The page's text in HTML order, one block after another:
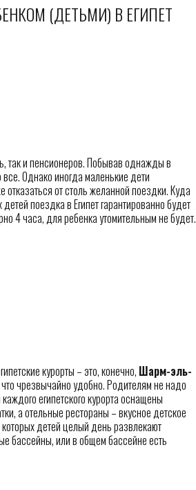
(ДЕТЬМИ) В ЕГИПЕТ
так и пенсионеров. Побывав однажды в
Однако иногда маленькие дети
от столь желанной поездки. Куда
поездка в Египет гарантированно будет
4 часа, для ребенка утомительным не будет.
курорты – это, конечно, Шарм-эль-
чрезвычайно удобно. Родителям не надо
египетского курорта оснащены
а отельные рестораны – вкусное детское
детей целый день развлекают
бассейны, или в общем бассейне есть